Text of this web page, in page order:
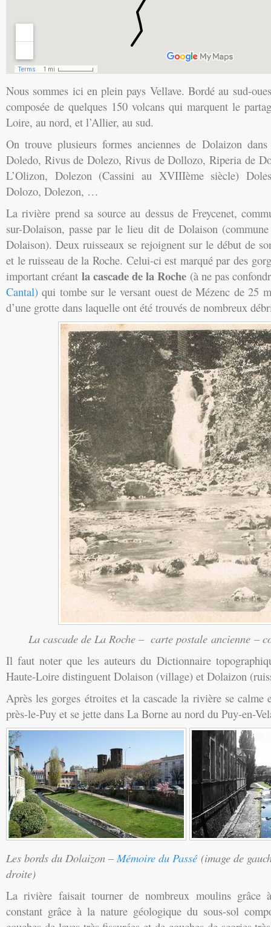
Nous sommes ici en plein pays Vellave. Bordé au sud-
composée de quelques 150 volcans qui marquent le
Loire, au nord, et l’Allier, au sud.
On trouve plusieurs formes anciennes de Dolaizon
Doledo, Rivus de Dolezo, Rivus de Dollozo, Riperia de
L’Olizon, Dolezon (Cassini au XVIIIème siècle)
Dolozo, Dolezon, …
La rivière prend sa source au dessus de Freycenet,
sur-Dolaison, passe par le lieu dit de Dolaison
Dolaison). Deux ruisseaux se rejoignent sur le début de
et le ruisseau de la Roche. Celui-ci est marqué par des
important créant la cascade de la Roche (à ne pas
Cantal) qui tombe sur le versant ouest de Mézenc de 25
d’une grotte dans laquelle ont été trouvés de nombreux
La cascade de La Roche – carte postale ancienne –
Il faut noter que les auteurs du Dictionnaire
Haute-Loire distinguent Dolaison (village) et Dolaizon
Après les gorges étroites et la cascade la rivière se calme
près-le-Puy et se jette dans La Borne au nord du Puy-en-
Les bords du Dolaizon – Mémoire du Passé (image de
droite)
La rivière faisait tourner de nombreux moulins grâce
constant grâce à la nature géologique du sous-sol